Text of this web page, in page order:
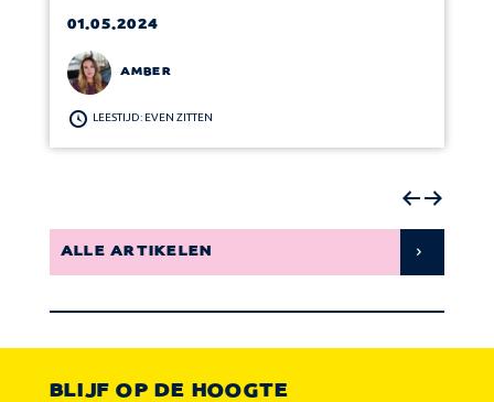
01.05.2024
AMBER
LEESTIJD: EVEN ZITTEN
ALLE ARTIKELEN
BLIJF OP DE HOOGTE